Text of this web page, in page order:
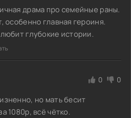
драма про семейные раны.
особенно главная героиня.
глубокие истории.
0 0
но мать бесит
1080p, всё чётко.